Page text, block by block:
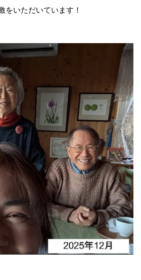
商品のご案内
当店について
ぬ想い
来
をいただいています！